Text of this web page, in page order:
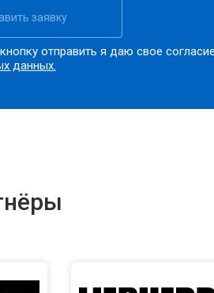
заявку
отправить я даю свое
данных.